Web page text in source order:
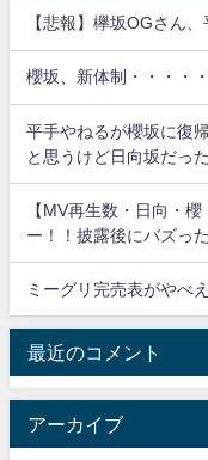
【悲報】欅坂OGさん
櫻坂、新体制・・・・・
平手やねるが櫻坂に復
と思うけど日向坂だっ
【MV再生数・日向・
ー！！披露後にバズっ
ミーグリ完売表がやべ
最近のコメント
アーカイブ